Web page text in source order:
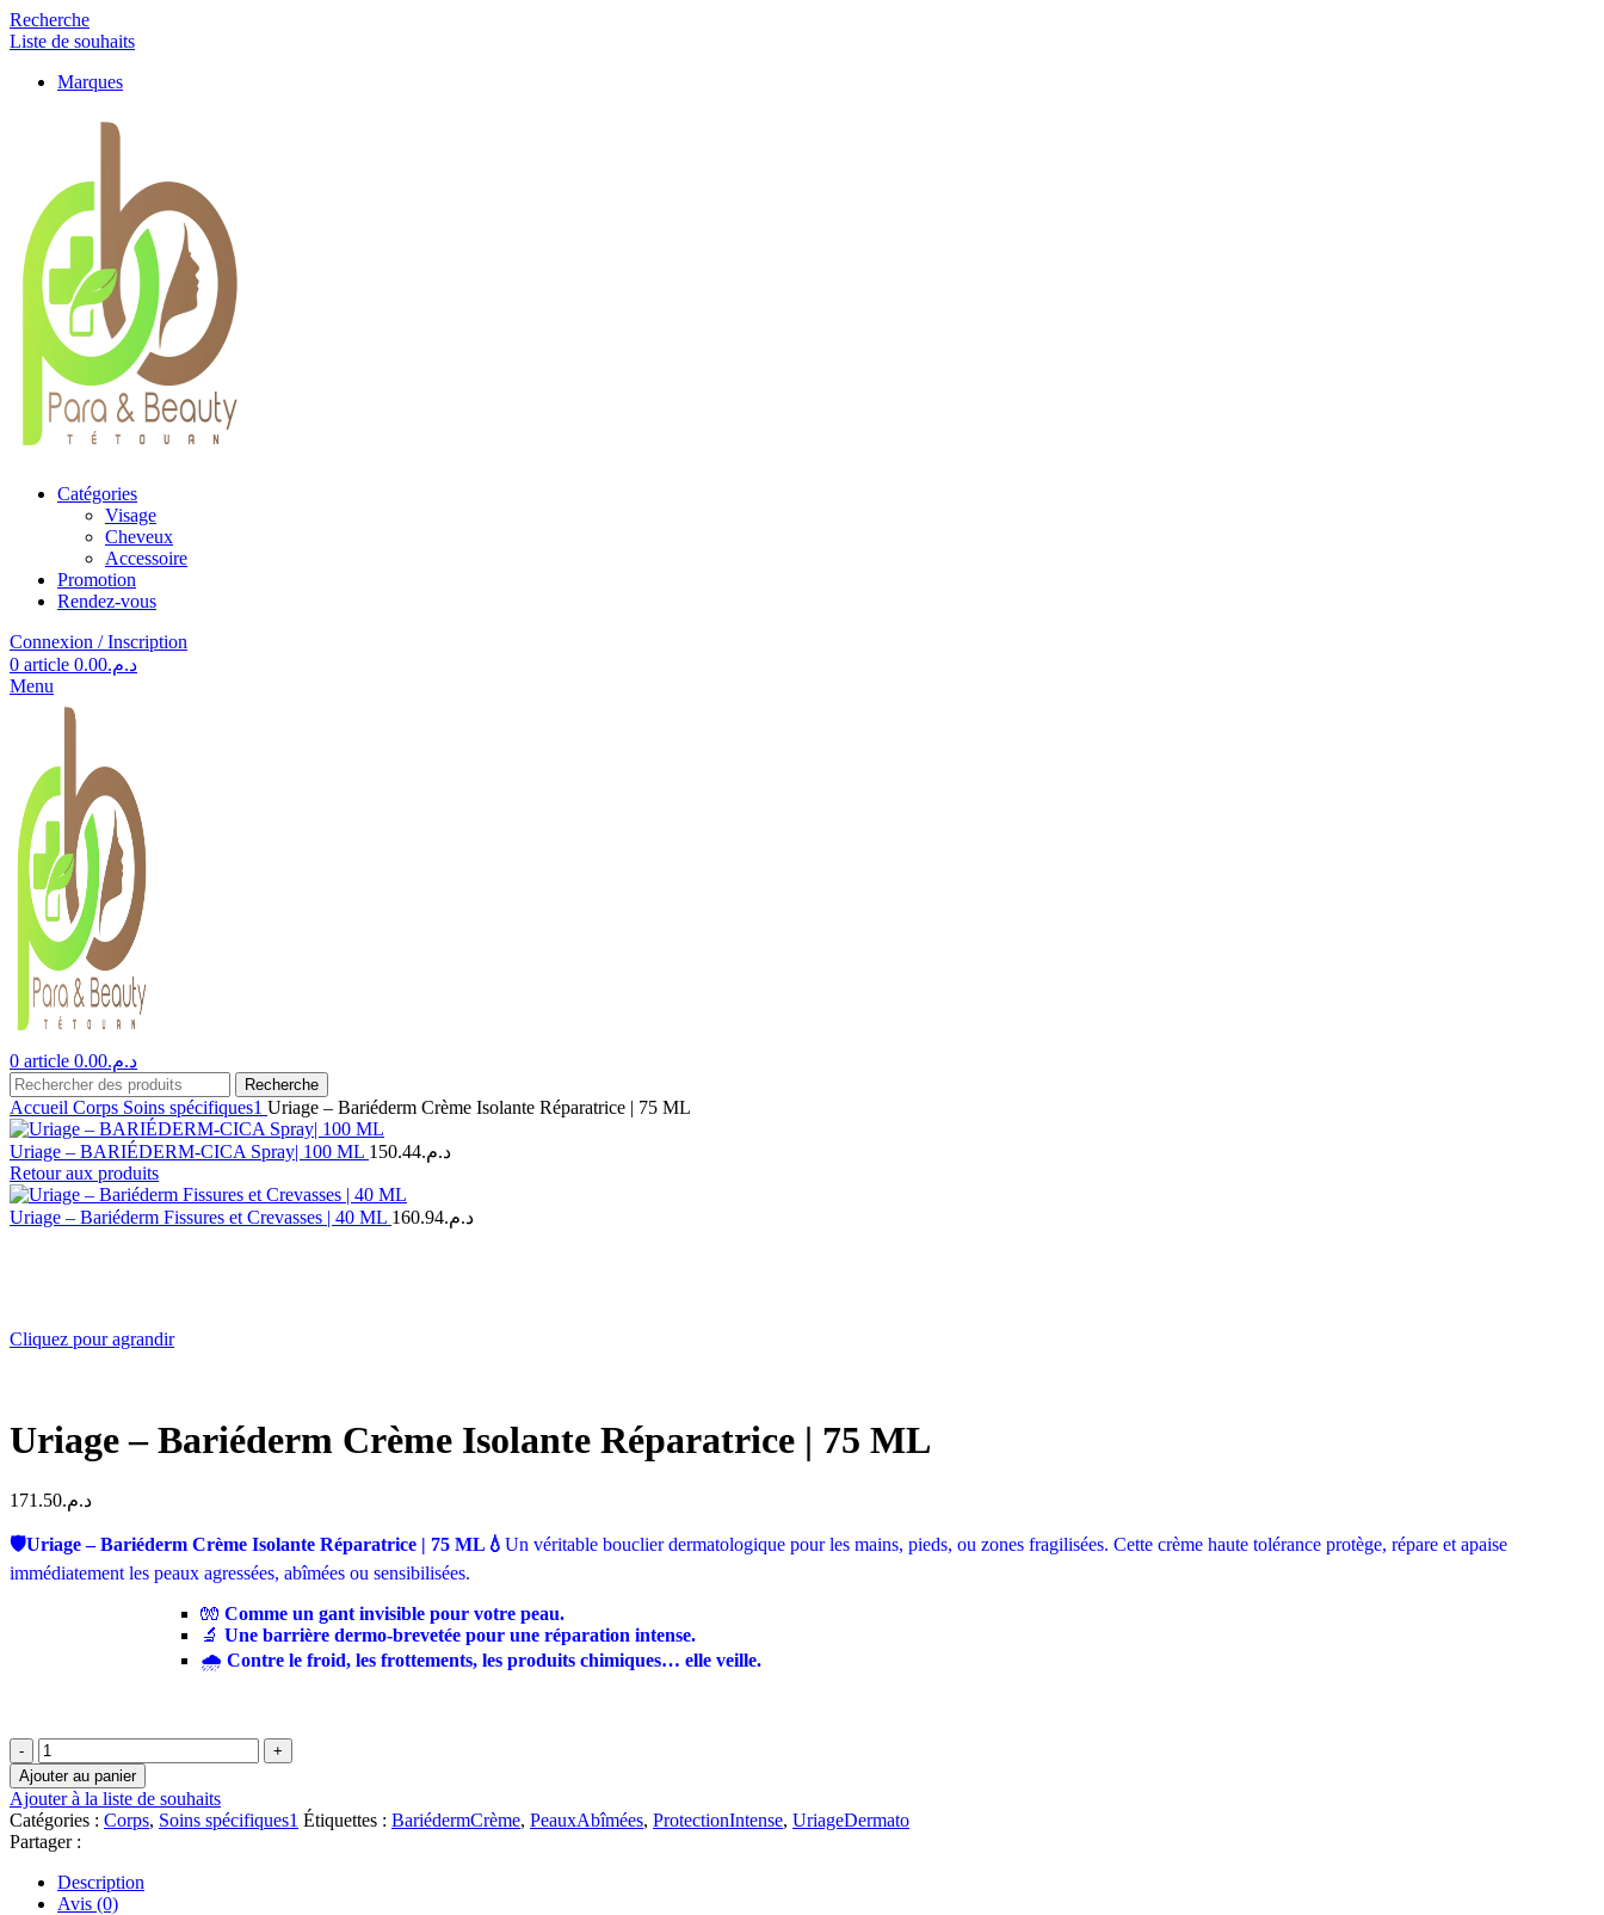
Recherche
Liste de souhaits
Marques
Catégories
Visage
Cheveux
Accessoire
Promotion
Rendez-vous
Connexion / Inscription
0 article د.م.0.00
Menu
0 article د.م.0.00
Recherche
Accueil Corps Soins spécifiques1 Uriage – Bariéderm Crème Isolante Réparatrice | 75 ML
Uriage – BARIÉDERM-CICA Spray| 100 ML د.م.150.44
Retour aux produits
Uriage – Bariéderm Fissures et Crevasses | 40 ML د.م.160.94
Cliquez pour agrandir
Uriage – Bariéderm Crème Isolante Réparatrice | 75 ML
د.م.171.50
🛡️Uriage – Bariéderm Crème Isolante Réparatrice | 75 ML💧 Un véritable bouclier dermatologique pour les mains, pieds, ou zones fragilisées. Cette crème haute tolérance protège, répare et apaise
immédiatement les peaux agressées, abîmées ou sensibilisées.
🧤 Comme un gant invisible pour votre peau.
🔬 Une barrière dermo-brevetée pour une réparation intense.
🌧️ Contre le froid, les frottements, les produits chimiques… elle veille.
quantité
de
Uriage
–
Bariéderm
Crème
Isolante
Réparatrice
Ajouter au panier
Ajouter à la liste de souhaits
Catégories : Corps, Soins spécifiques1 Étiquettes : BariédermCrème, PeauxAbîmées, ProtectionIntense, UriageDermato
Partager :
Description
Avis (0)